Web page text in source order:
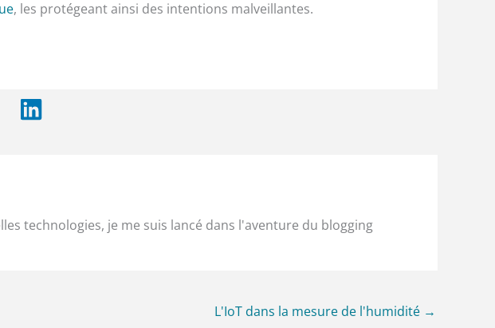
, les protégeant ainsi des intentions malveillantes.
technologies, je me suis lancé dans l'aventure du blogging
L'IoT dans la mesure de l'humidité →